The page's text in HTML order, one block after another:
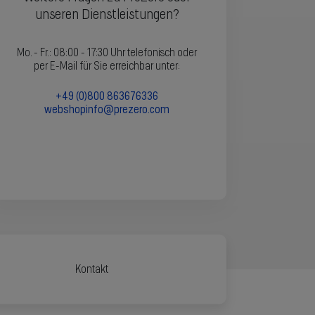
unseren Dienstleistungen?
Mo. - Fr.: 08:00 - 17:30 Uhrtelefonisch oder
per E-Mail für Sie erreichbar unter:
+49 (0)800 863676336
webshopinfo@prezero.com
Kontakt